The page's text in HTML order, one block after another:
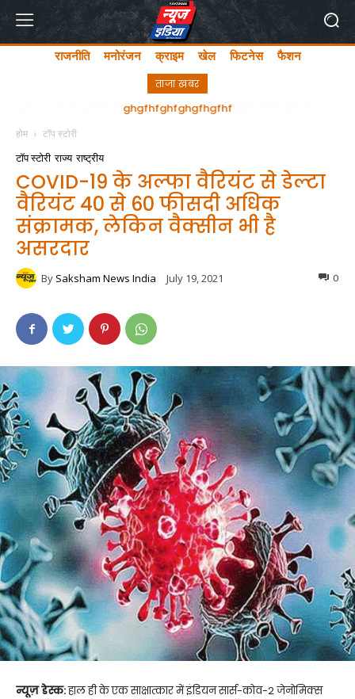
राजनीति मनोरंजन क्राइम खेल फिटनेस फैशन
ताजा खबर
ghgfhfghfghgfhgfhf
होम टॉप स्टोरी
टॉप स्टोरी राज्य राष्ट्रीय
COVID-19 के अल्फा वैरियंट से डेल्टा
वैरियंट 40 से 60 फीसदी अधिक
संक्रामक, लेकिन वैक्सीन भी है
असरदार
By Saksham News India July 19, 2021 0
न्यूज़ डेस्क:हाल ही के एक साक्षात्कार में इंडियन सार्स-कोव-2 जेनोमिक्स